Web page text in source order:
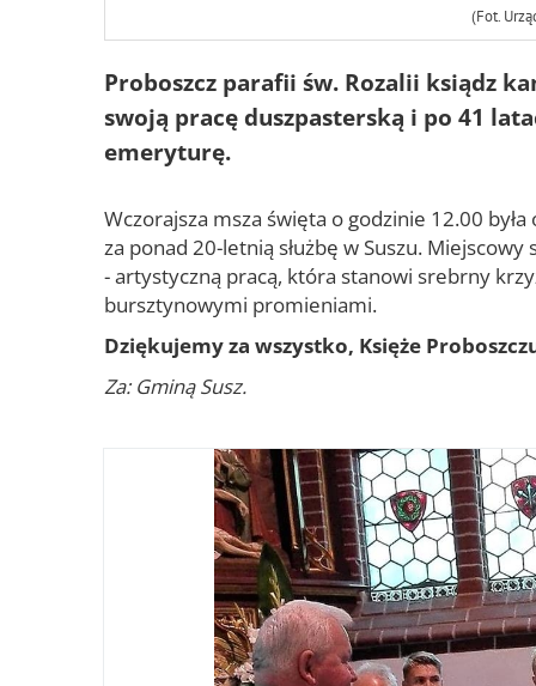
(Fot.
Proboszcz parafii św. Rozalii ksiądz
swoją pracę duszpasterską i po 41
emeryturę.
Wczorajsza msza święta o godzinie 12.00
za ponad 20-letnią służbę w Suszu.
- artystyczną pracą, która stanowi srebrny
bursztynowymi promieniami.
Dziękujemy za wszystko, Księże
Za: Gminą Susz.